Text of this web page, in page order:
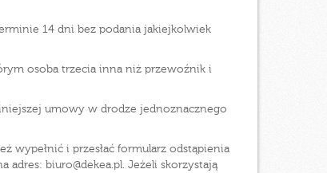
14 dni bez podania jakiejkolwiek
osoba trzecia inna niż przewoźnik i
umowy w drodze jednoznacznego
wypełnić i przesłać formularz odstąpienia
biuro@dekea.pl. Jeżeli skorzystają